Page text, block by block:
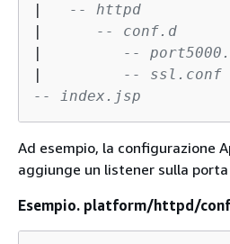
|
-- httpd
|
-- conf.d
|
--
|
-- ssl.conf
-- index.jsp
Ad esempio, la configurazione
aggiunge un listener sulla porta
Esempio. platform/httpd/